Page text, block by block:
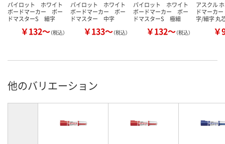
パイロット ホワイト
ボードマーカー ボー
ドマスターS 細字
￥132～（税込）
パイロット ホワイト
ボードマーカー ボー
ドマスター 中字
￥133～（税込）
パイロット ホワイト
ボードマーカー ボー
ドマスターS 極細
￥132～（税込）
アスクル
ドマーカ
字/細字 丸
￥
他のバリエーション